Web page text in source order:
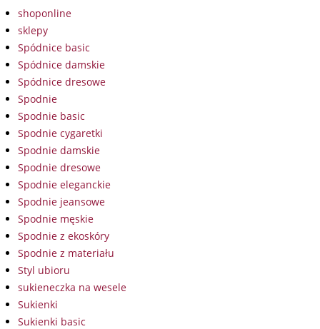
shoponline
sklepy
Spódnice basic
Spódnice damskie
Spódnice dresowe
Spodnie
Spodnie basic
Spodnie cygaretki
Spodnie damskie
Spodnie dresowe
Spodnie eleganckie
Spodnie jeansowe
Spodnie męskie
Spodnie z ekoskóry
Spodnie z materiału
Styl ubioru
sukieneczka na wesele
Sukienki
Sukienki basic